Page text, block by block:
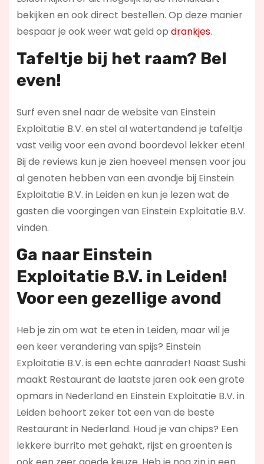
bekijken en ook direct bestellen. Op deze manier
bespaar je ook weer wat geld op drankjes.
Tafeltje bij het raam? Bel
even!
Surf even snel naar de website van Einstein
Exploitatie B.V. en stel al watertandend je tafeltje
vast veilig voor een avond boordevol lekker eten!
Bij de reviews kun je zien hoeveel mensen voor jou
al genoten hebben van een avondje bij Einstein
Exploitatie B.V. in Leiden en kun je lezen wat de
gasten die voorgingen van Einstein Exploitatie B.V.
vinden.
Ga naar Einstein
Exploitatie B.V. in Leiden!
Voor een gezellige avond
Heb je zin om wat te eten in Leiden, maar wil je
een keer verandering van spijs? Einstein
Exploitatie B.V. is een echte aanrader! Naast Sushi
maakt Restaurant de laatste jaren ook een grote
opmars in Nederland en Einstein Exploitatie B.V. in
Leiden behoort zeker tot een van de beste
Restaurant in Nederland. Houd je van chips? Een
lekkere burrito met gehakt, rijst en groenten is